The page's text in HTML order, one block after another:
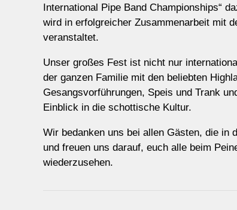
International Pipe Band Championships“
wird in erfolgreicher Zusammenarbeit mit
veranstaltet.
Unser großes Fest ist nicht nur
der ganzen Familie mit den beliebten
Gesangsvorführungen, Speis und Trank
Einblick in die schottische Kultur.
Wir bedanken uns bei allen Gästen, die in
und freuen uns darauf, euch alle beim
wiederzusehen.